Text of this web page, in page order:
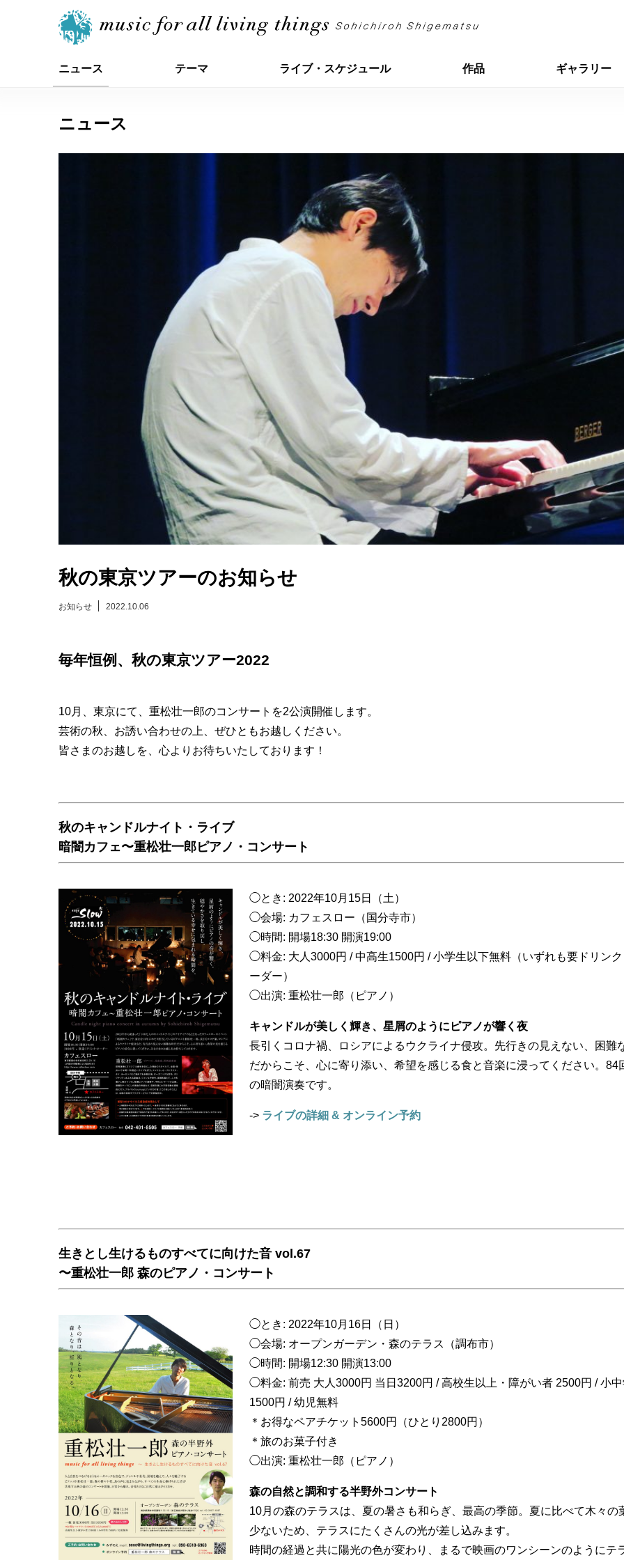
ニュース テーマ ライブ・スケジュール 作品 ギャラリー
ニュース
秋の東京ツアーのお知らせ
お知らせ 2022.10.06
毎年恒例、秋の東京ツアー2022
10月、東京にて、重松壮一郎のコンサートを2公演開催します。
芸術の秋、お誘い合わせの上、ぜひともお越しください。
皆さまのお越しを、心よりお待ちいたしております！
秋のキャンドルナイト・ライブ
暗闇カフェ〜重松壮一郎ピアノ・コンサート
◯とき: 2022年10月15日（土）
◯会場: カフェスロー（国分寺市）
◯時間: 開場18:30 開演19:00
◯料金: 大人3000円 / 中高生1500円 / 小学生以下無料（いずれも要ドリン
ーダー）
◯出演: 重松壮一郎（ピアノ）
キャンドルが美しく輝き、星屑のようにピアノが響く夜
長引くコロナ禍、ロシアによるウクライナ侵攻。先行きの見えない、困難
だからこそ、心に寄り添い、希望を感じる食と音楽に浸ってください。84
の暗闇演奏です。
-> ライブの詳細 & オンライン予約
生きとし生けるものすべてに向けた音 vol.67
〜重松壮一郎 森のピアノ・コンサート
◯とき: 2022年10月16日（日）
◯会場: オープンガーデン・森のテラス（調布市）
◯時間: 開場12:30 開演13:00
◯料金: 前売 大人3000円 当日3200円 / 高校生以上・障がい者 2500円 / 小中
1500円 / 幼児無料
＊お得なペアチケット5600円（ひとり2800円）
＊旅のお菓子付き
◯出演: 重松壮一郎（ピアノ）
森の自然と調和する半野外コンサート
10月の森のテラスは、夏の暑さも和らぎ、最高の季節。夏に比べて木々の
少ないため、テラスにたくさんの光が差し込みます。
時間の経過と共に陽光の色が変わり、まるで映画のワンシーンのようにテ